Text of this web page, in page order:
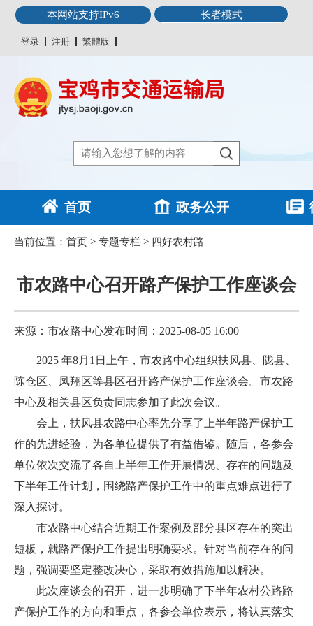
本网站支持IPv6 长者模式
登录 注册 繁體版
首页 政务公开
当前位置： 首页 > 专题专栏 > 四好农村路
市农路中心召开路产保护工作座谈会
来源：市农路中心发布时间：2025-08-05 16:00
2025 年8月1日上午，市农路中心组织扶风县、陇县、
陈仓区、凤翔区等县区召开路产保护工作座谈会。市农路
中心及相关县区负责同志参加了此次会议。
会上，扶风县农路中心率先分享了上半年路产保护工
作的先进经验，为各单位提供了有益借鉴。随后，各参会
单位依次交流了各自上半年工作开展情况、存在的问题及
下半年工作计划，围绕路产保护工作中的重点难点进行了
深入探讨。
市农路中心结合近期工作案例及部分县区存在的突出
短板，就路产保护工作提出明确要求。针对当前存在的问
题，强调要坚定整改决心，采取有效措施加以解决。
此次座谈会的召开，进一步明确了下半年农村公路路
产保护工作的方向和重点，各参会单位表示，将认真落实